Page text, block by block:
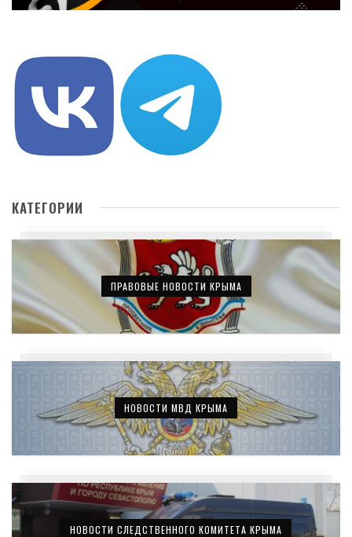
КАТЕГОРИИ
ПРАВОВЫЕ НОВОСТИ КРЫМА
НОВОСТИ МВД КРЫМА
НОВОСТИ СЛЕДСТВЕННОГО КОМИТЕТА КРЫМА